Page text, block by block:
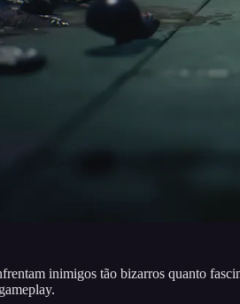
inimigos tão bizarros quanto